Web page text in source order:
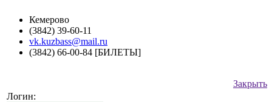
Кемерово
(3842) 39-60-11
vk.kuzbass@mail.ru
(3842) 66-00-84 [БИЛЕТЫ]
Закрыть
Логин: